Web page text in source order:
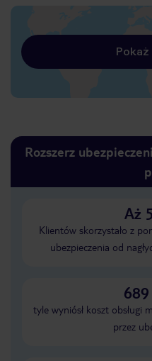
Pokaż
Rozszerz
Aż
Klientów skorzystało z
ubezpieczenia od
689
tyle wyniósł koszt obsługi
przez